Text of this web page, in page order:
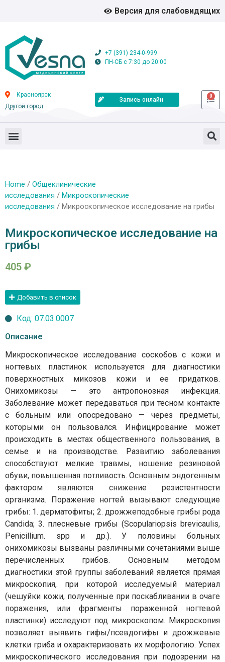
Версия для слабовидящих
+7 (391) 234-0-999
ПН-СБ с 7:30 до 20:00
Красноярск
Другой город
Запись онлайн
0
Home / Общеклинические
исследования / Микроскопические
исследования / Микроскопическое исследование на грибы
Микроскопическое исследование на
грибы
405 ₽
Добавить в список
Код: 07.03.0007
Описание
Микроскопическое исследование соскобов с кожи и
ногтевых пластинок используется для диагностики
поверхностных микозов кожи и ее придатков.
Онихомикозы — это антропонозная инфекция.
Заболевание может передаваться при тесном контакте
с больным или опосредовано — через предметы,
которыми он пользовался. Инфицирование может
происходить в местах общественного пользования, в
семье и на производстве. Развитию заболевания
способствуют мелкие травмы, ношение резиновой
обуви, повышенная потливость. Основным эндогенным
фактором являются снижение резистентности
организма. Поражение ногтей вызывают следующие
грибы: 1. дерматофиты; 2. дрожжеподобные грибы рода
Candida; 3. плесневые грибы (Scopulariopsis brevicaulis,
Реnicillium. spp и др.). У половины больных
онихомикозы вызваны различными сочетаниями выше
перечисленных грибов. Основным методом
диагностики этой группы заболеваний является прямая
микроскопия, при которой исследуемый материал
(чешуйки кожи, полученные при поскабливании в очаге
поражения, или фрагменты пораженной ногтевой
пластинки) исследуют под микроскопом. Микроскопия
позволяет выявить гифы/псевдогифы и дрожжевые
клетки гриба и охарактеризовать их морфологию. Успех
микроскопического исследования при подозрении на